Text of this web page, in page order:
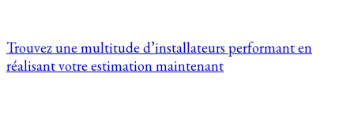
Trouvez une multitude d’installateurs performant en
réalisant votre estimation maintenant